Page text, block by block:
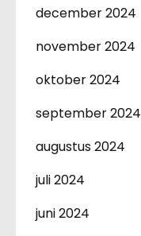
december 2024
november 2024
oktober 2024
september 2024
augustus 2024
juli 2024
juni 2024